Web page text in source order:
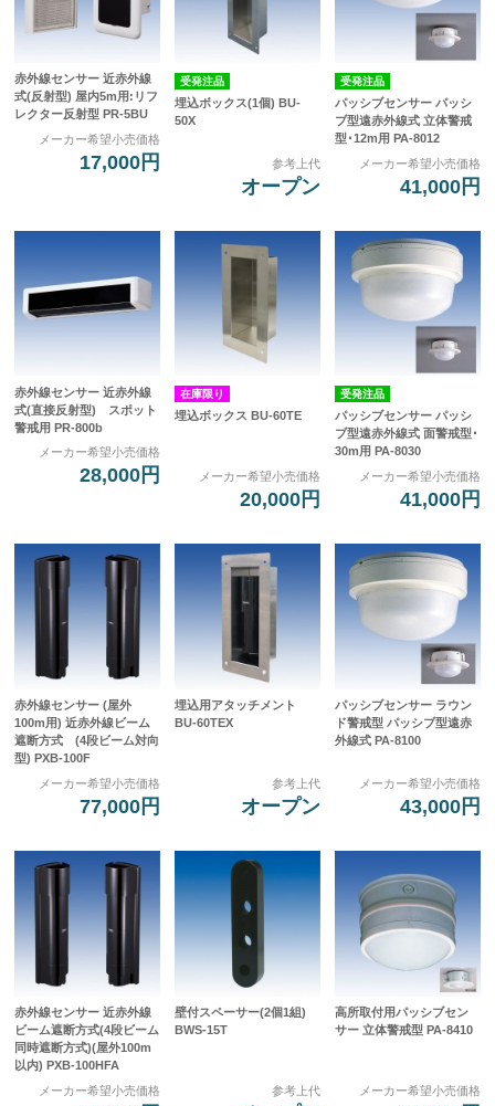
赤外線センサー 近赤外線
式(反射型) 屋内5m用:リフ
レクター反射型 PR-5BU
メーカー希望小売価格
17,000円
受発注品
埋込ボックス(1個) BU-
50X
参考上代
オープン
受発注品
パッシブセンサー パッシ
ブ型遠赤外線式 立体警戒
型･12m用 PA-8012
メーカー希望小売価格
41,000円
赤外線センサー 近赤外線
式(直接反射型) スポット
警戒用 PR-800b
メーカー希望小売価格
28,000円
在庫限り
埋込ボックス BU-60TE
メーカー希望小売価格
20,000円
受発注品
パッシブセンサー パッシ
ブ型遠赤外線式 面警戒型･
30m用 PA-8030
メーカー希望小売価格
41,000円
赤外線センサー (屋外
100m用) 近赤外線ビーム
遮断方式 (4段ビーム対向
型) PXB-100F
メーカー希望小売価格
77,000円
埋込用アタッチメント
BU-60TEX
参考上代
オープン
パッシブセンサー ラウン
ド警戒型 パッシブ型遠赤
外線式 PA-8100
メーカー希望小売価格
43,000円
赤外線センサー 近赤外線
ビーム遮断方式(4段ビーム
同時遮断方式)(屋外100m
以内) PXB-100HFA
メーカー希望小売価格
壁付スペーサー(2個1組)
BWS-15T
参考上代
高所取付用パッシブセン
サー 立体警戒型 PA-8410
メーカー希望小売価格